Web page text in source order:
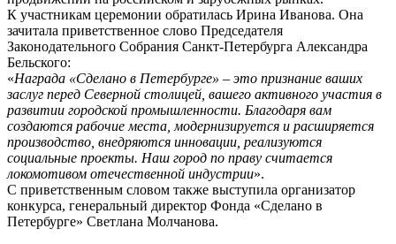
К участникам церемонии обратилась Ирина Иванова. Она
зачитала приветственное слово Председателя
Законодательного Собрания Санкт-Петербурга Александра
Бельского:
«Награда «Сделано в Петербурге» – это признание ваших
заслуг перед Северной столицей, вашего активного участия в
развитии городской промышленности. Благодаря вам
создаются рабочие места, модернизируется и расширяется
производство, внедряются инновации, реализуются
социальные проекты. Наш город по праву считается
локомотивом отечественной индустрии».
С приветственным словом также выступила организатор
конкурса, генеральный директор Фонда «Сделано в
Петербурге» Светлана Молчанова.